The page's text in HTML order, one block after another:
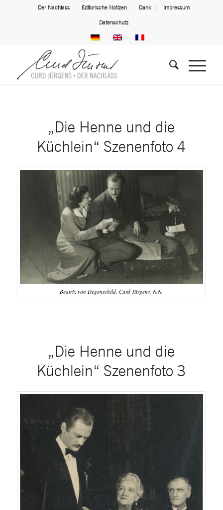
Der Nachlass Editorische Notizen Dank Impressum
Datenschutz
„Die Henne und die
Küchlein“ Szenenfoto 4
Beatrix von Degenschild, Curd Jürgens, N.N.
„Die Henne und die
Küchlein“ Szenenfoto 3